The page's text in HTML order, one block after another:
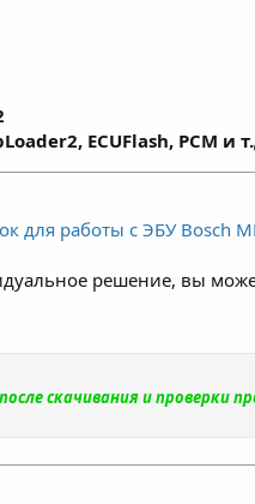
ECUFlash, PCM и
для работы с ЭБУ Bosch
решение, вы
скачивания и